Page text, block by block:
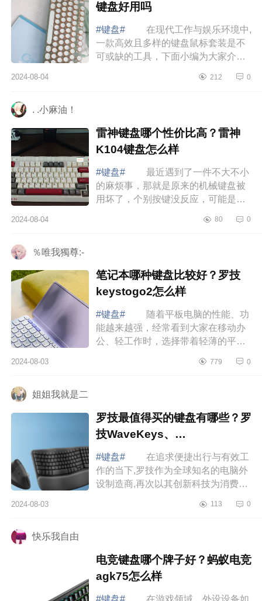
键盘好用吗
#键盘#
在现代工作与娱乐环境中,
一款高效且多样的键盘鼠标套装是不
可或缺的工具，下面小编为大家介绍
盘好用吗 前行者V20键盘好用
2024-08-04 212 0
. .小麻油！
雷神键盘哪个性价比高？雷神
K104键盘怎么样
#键盘#
最近遇到了一件不大不小
的麻烦事，那就是原来的机械键盘被
用坏了，个别按键没反应，可能是轴
键帽和松垮的超薄设计，感觉还是换
2024-08-04 80 0
％唯我獨尊:-
笔记本哪种键盘比较好？罗技
keystogo2怎么样
#键盘#
随着平板电脑的性能、功
能越来越强，经常看到大家在移动办
公、轻工作时，选择带着轻薄的平板
格、PPT处理，配合一个好用的键盘
2024-08-03 779 0
姐姐我就是二
罗技最值得买的键盘有哪些？罗
技WaveKeys、
MXKeysMini、K380哪款好用
#键盘#
在追求便捷出行与有效工
作的当下,罗技作为全球知名的电脑外
设制造商,再次以其创新科技为消费者
技最值得买的键盘有哪些？罗技
2024-08-03 113 0
快乐我自由
电竞键盘哪个牌子好？蚂蚁电竞
agk75怎么样